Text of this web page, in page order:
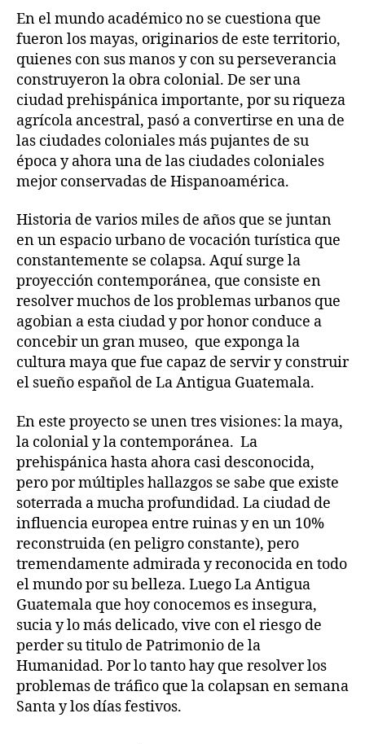
En el mundo académico no se cuestiona que
fueron los mayas, originarios de este territorio,
quienes con sus manos y con su perseverancia
construyeron la obra colonial. De ser una
ciudad prehispánica importante, por su riqueza
agrícola ancestral, pasó a convertirse en una de
las ciudades coloniales más pujantes de su
época y ahora una de las ciudades coloniales
mejor conservadas de Hispanoamérica.
Historia de varios miles de años que se juntan
en un espacio urbano de vocación turística que
constantemente se colapsa. Aquí surge la
proyección contemporánea, que consiste en
resolver muchos de los problemas urbanos que
agobian a esta ciudad y por honor conduce a
concebir un gran museo, que exponga la
cultura maya que fue capaz de servir y construir
el sueño español de La Antigua Guatemala.
En este proyecto se unen tres visiones: la maya,
la colonial y la contemporánea. La
prehispánica hasta ahora casi desconocida,
pero por múltiples hallazgos se sabe que existe
soterrada a mucha profundidad. La ciudad de
influencia europea entre ruinas y en un 10%
reconstruida (en peligro constante), pero
tremendamente admirada y reconocida en todo
el mundo por su belleza. Luego La Antigua
Guatemala que hoy conocemos es insegura,
sucia y lo más delicado, vive con el riesgo de
perder su titulo de Patrimonio de la
Humanidad. Por lo tanto hay que resolver los
problemas de tráfico que la colapsan en semana
Santa y los días festivos.